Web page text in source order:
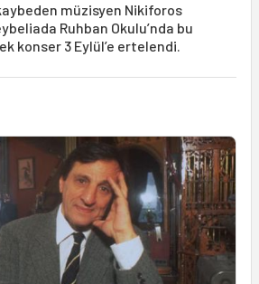
müzisyen Nikiforos
Ruhban Okulu’nda bu
konser 3 Eylül’e ertelendi.